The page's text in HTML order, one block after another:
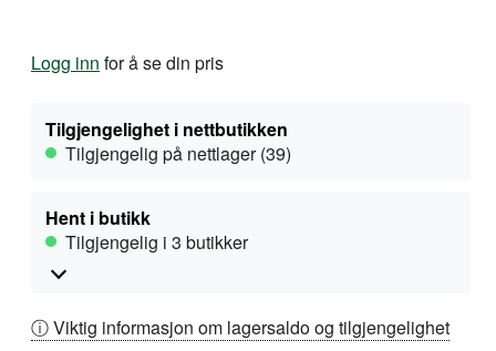
Logg inn for å se din pris
Tilgjengelighet i nettbutikken
Tilgjengelig på nettlager (39)
Hent i butikk
Tilgjengelig i 3 butikker
ⓘ Viktig informasjon om lagersaldo og tilgjengelighet